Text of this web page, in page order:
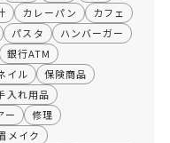
カレーパン
カフェ
パスタ
ハンバーガー
銀行ATM
イル
保険商品
入れ用品
ー
修理
メイク